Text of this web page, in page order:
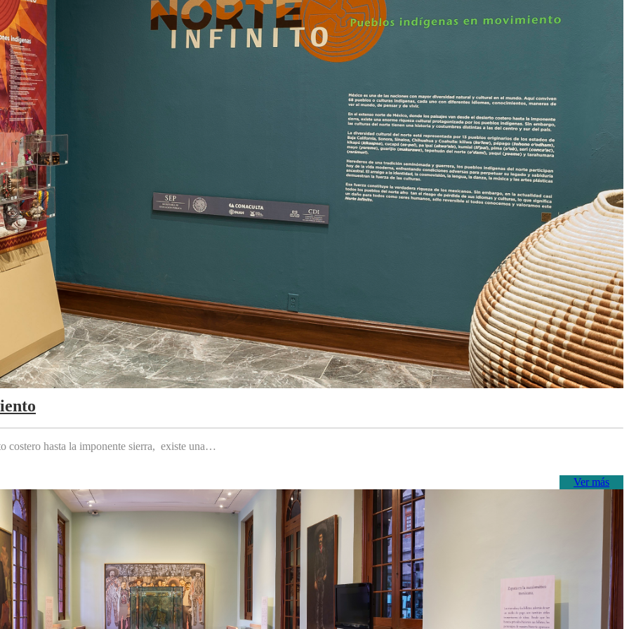
costero hasta la imponente sierra, existe una…
Ver más